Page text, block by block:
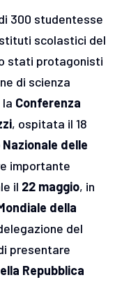
300 studentesse
scolastici del
stati protagonisti
di scienza
Conferenza
, ospitata il 18
delle
importante
il 22 maggio, in
della
del
presentare
Repubblica